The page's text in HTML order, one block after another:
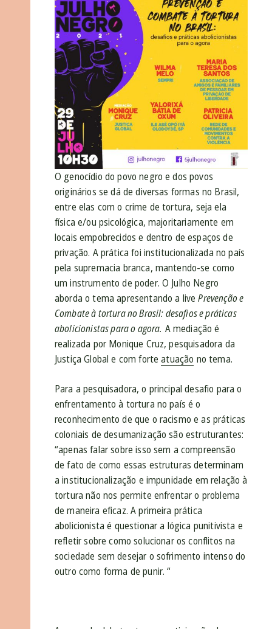
O genocídio do povo negro e dos povos
originários se dá de diversas formas no Brasil,
entre elas com o crime de tortura, seja ela
física e/ou psicológica, majoritariamente em
locais empobrecidos e dentro de espaços de
privação. A prática foi institucionalizada no país
pela supremacia branca, mantendo-se como
um instrumento de poder. O Julho Negro
aborda o tema apresentando a livePrevenção e
Combate à tortura no Brasil: desafios e práticas
abolicionistas para o agora. A mediação é
realizada por Monique Cruz, pesquisadora da
Justiça Global e com forteatuação no tema.
Para a pesquisadora, o principal desafio para o
enfrentamento à tortura no país é o
reconhecimento de que o racismo e as práticas
coloniais de desumanização são estruturantes:
“apenas falar sobre isso sem a compreensão
de fato de como essas estruturas determinam
a institucionalização e impunidade em relação à
tortura não nos permite enfrentar o problema
de maneira eficaz. A primeira prática
abolicionista é questionar a lógica punitivista e
refletir sobre como solucionar os conflitos na
sociedade sem desejar o sofrimento intenso do
outro como forma de punir. “